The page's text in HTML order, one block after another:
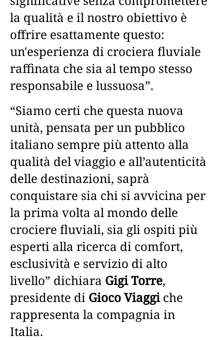
la qualità e il nostro obiettivo è
offrire esattamente questo:
un'esperienza di crociera fluviale
raffinata che sia al tempo stesso
responsabile e lussuosa”.
“Siamo certi che questa nuova
unità, pensata per un pubblico
italiano sempre più attento alla
qualità del viaggio e all’autenticità
delle destinazioni, saprà
conquistare sia chi si avvicina per
la prima volta al mondo delle
crociere fluviali, sia gli ospiti più
esperti alla ricerca di comfort,
esclusività e servizio di alto
livello” dichiara Gigi Torre,
presidente di Gioco Viaggiche
rappresenta la compagnia in
Italia.